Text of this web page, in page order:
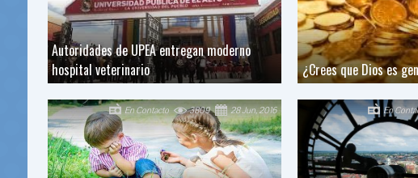
Autoridades de UPEA entregan moderno
hospital veterinario
¿Crees que Dios es
28 Jun, 2016
3809
En Contacto En